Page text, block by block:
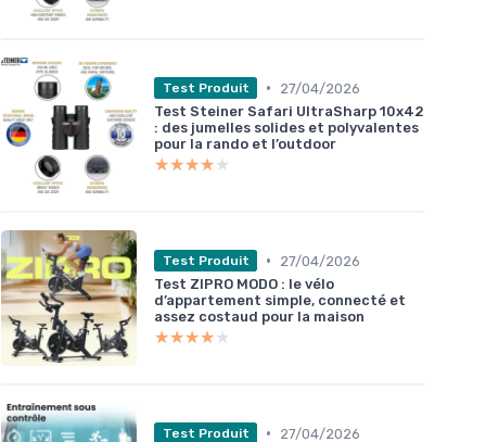
Test Produit •
27/04/2026
Test Steiner Safari UltraSharp 10x42
: des jumelles solides et polyvalentes
pour la rando et l’outdoor
★★★★★
★★★★★
Test Produit •
27/04/2026
Test ZIPRO MODO : le vélo
d’appartement simple, connecté et
assez costaud pour la maison
★★★★★
★★★★★
Test Produit •
27/04/2026